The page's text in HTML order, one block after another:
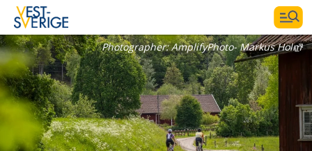
Photographer:AmplifyPhoto- Markus Holm